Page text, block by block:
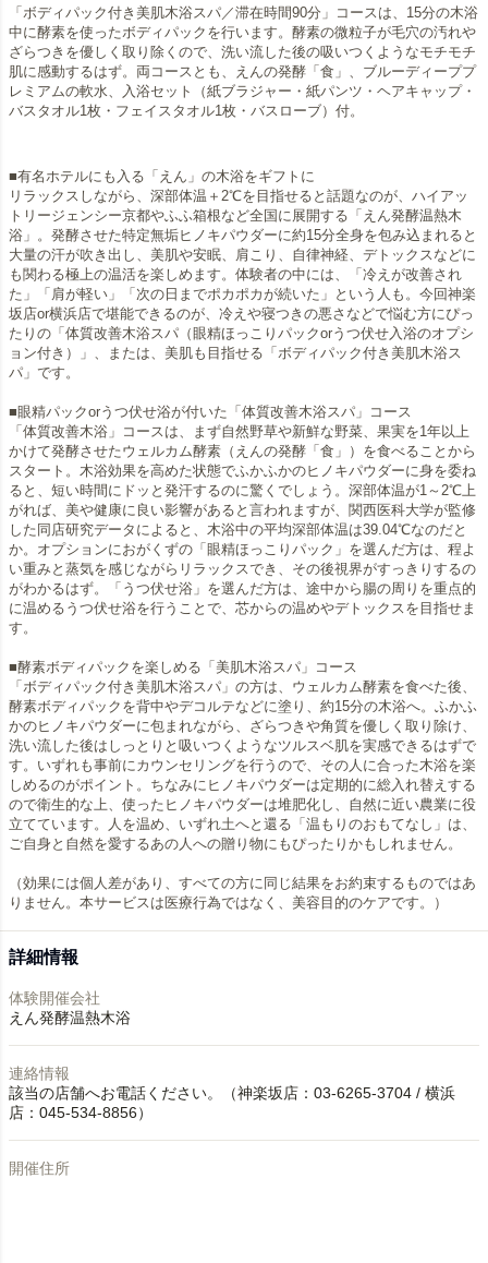
「ボディパック付き美肌木浴スパ／滞在時間90分」コースは、15分の木浴
中に酵素を使ったボディパックを行います。酵素の微粒子が毛穴の汚れや
ざらつきを優しく取り除くので、洗い流した後の吸いつくようなモチモチ
肌に感動するはず。両コースとも、えんの発酵「食」、ブルーディーププ
レミアムの軟水、入浴セット（紙ブラジャー・紙パンツ・ヘアキャップ・
バスタオル1枚・フェイスタオル1枚・バスローブ）付。
■有名ホテルにも入る「えん」の木浴をギフトに
リラックスしながら、深部体温＋2℃を目指せると話題なのが、ハイアッ
トリージェンシー京都やふふ箱根など全国に展開する「えん発酵温熱木
浴」。発酵させた特定無垢ヒノキパウダーに約15分全身を包み込まれると
大量の汗が吹き出し、美肌や安眠、肩こり、自律神経、デトックスなどに
も関わる極上の温活を楽しめます。体験者の中には、「冷えが改善され
た」「肩が軽い」「次の日までポカポカが続いた」という人も。今回神楽
坂店or横浜店で堪能できるのが、冷えや寝つきの悪さなどで悩む方にぴっ
たりの「体質改善木浴スパ（眼精ほっこりパックorうつ伏せ入浴のオプシ
ョン付き）」、または、美肌も目指せる「ボディパック付き美肌木浴ス
パ」です。
■眼精パックorうつ伏せ浴が付いた「体質改善木浴スパ」コース
「体質改善木浴」コースは、まず自然野草や新鮮な野菜、果実を1年以上
かけて発酵させたウェルカム酵素（えんの発酵「食」）を食べることから
スタート。木浴効果を高めた状態でふかふかのヒノキパウダーに身を委ね
ると、短い時間にドッと発汗するのに驚くでしょう。深部体温が1～2℃上
がれば、美や健康に良い影響があると言われますが、関西医科大学が監修
した同店研究データによると、木浴中の平均深部体温は39.04℃なのだと
か。オプションにおがくずの「眼精ほっこりパック」を選んだ方は、程よ
い重みと蒸気を感じながらリラックスでき、その後視界がすっきりするの
がわかるはず。「うつ伏せ浴」を選んだ方は、途中から腸の周りを重点的
に温めるうつ伏せ浴を行うことで、芯からの温めやデトックスを目指せま
す。
■酵素ボディパックを楽しめる「美肌木浴スパ」コース
「ボディパック付き美肌木浴スパ」の方は、ウェルカム酵素を食べた後、
酵素ボディパックを背中やデコルテなどに塗り、約15分の木浴へ。ふかふ
かのヒノキパウダーに包まれながら、ざらつきや角質を優しく取り除け、
洗い流した後はしっとりと吸いつくようなツルスベ肌を実感できるはずで
す。いずれも事前にカウンセリングを行うので、その人に合った木浴を楽
しめるのがポイント。ちなみにヒノキパウダーは定期的に総入れ替えする
ので衛生的な上、使ったヒノキパウダーは堆肥化し、自然に近い農業に役
立てています。人を温め、いずれ土へと還る「温もりのおもてなし」は、
ご自身と自然を愛するあの人への贈り物にもぴったりかもしれません。
（効果には個人差があり、すべての方に同じ結果をお約束するものではあ
りません。本サービスは医療行為ではなく、美容目的のケアです。）
詳細情報
体験開催会社
えん発酵温熱木浴
連絡情報
該当の店舗へお電話ください。（神楽坂店：03-6265-3704 / 横浜
店：045-534-8856）
開催住所